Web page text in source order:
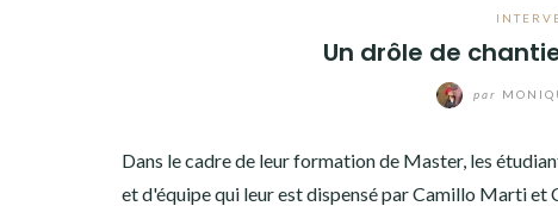
Un drôle de
par
Dans le cadre de leur formation de Master, les
et d'équipe qui leur est dispensé par Camillo Marti